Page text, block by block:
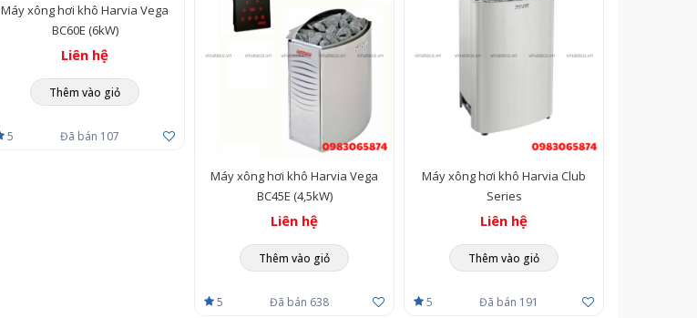
Máy xông hơi khô Harvia Vega
BC60E (6kW)
Liên hệ
Thêm vào giỏ
5 Đã bán 107
Máy xông hơi khô Harvia Vega
BC45E (4,5kW)
Liên hệ
Thêm vào giỏ
5 Đã bán 638
Máy xông hơi khô Harvia Club
Series
Liên hệ
Thêm vào giỏ
5 Đã bán 191